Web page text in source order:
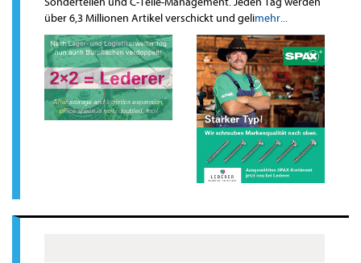
über 6,3 Millionen Artikel verschickt und gelimehr...